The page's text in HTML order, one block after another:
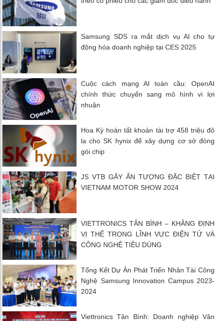
Samsung SDS ra mắt dịch vụ AI cho tự
động hóa doanh nghiệp tại CES 2025
Cuộc cách mạng AI toàn cầu: OpenAI
chính thức chuyển sang mô hình vì lợi
nhuận
Hoa Kỳ hoàn tất khoản tài trợ 458 triệu đô
la cho SK hynix để xây dựng cơ sở đóng
gói chip
JS VTB GÂY ẤN TƯỢNG ĐẶC BIỆT TẠI
VIETNAM MOTOR SHOW 2024
VIETTRONICS TÂN BÌNH – KHẲNG ĐỊNH
VỊ THẾ TRONG LĨNH VỰC ĐIỆN TỬ VÀ
CÔNG NGHỆ TIÊU DÙNG
Tổng Kết Dự Án Phát Triển Nhân Tài Công
Nghệ Samsung Innovation Campus 2023-
2024
Viettronics Tân Bình: Doanh nghiệp Văn